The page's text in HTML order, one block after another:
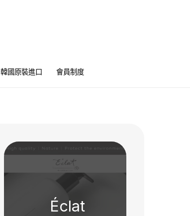
韓國原裝進口 會員制度
Éclat